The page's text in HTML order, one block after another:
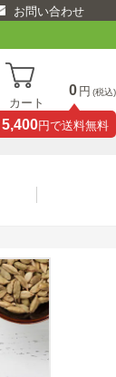
お問い合わせ
カート
0 円 (税込)
5,400円で送料無料